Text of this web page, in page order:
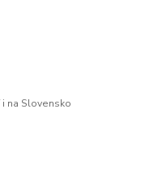
na Slovensko